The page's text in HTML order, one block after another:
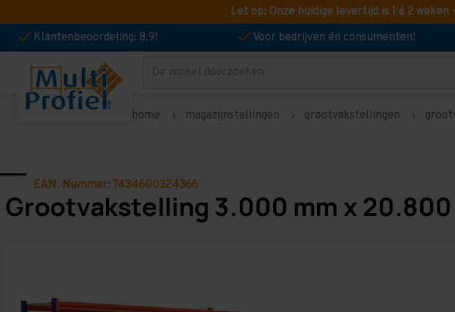
Let op: Onze huidige levertijd is 1 á 2
Klantenbeoordeling: 8,9!
Voor bedrijven én consumenten!
Zoeken
home magazijnstellingen grootvakstellingen
EAN. Nummer: 7434600324366
Grootvakstelling 3.000 mm x